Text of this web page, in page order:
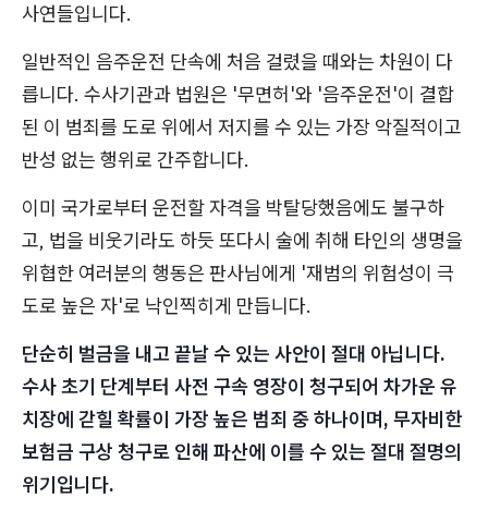
사연들입니다.
일반적인 음주운전 단속에 처음 걸렸을 때와는 차원이 다
릅니다. 수사기관과 법원은 '무면허'와 '음주운전'이 결합
된 이 범죄를 도로 위에서 저지를 수 있는 가장 악질적이고
반성 없는 행위로 간주합니다.
이미 국가로부터 운전할 자격을 박탈당했음에도 불구하
고, 법을 비웃기라도 하듯 또다시 술에 취해 타인의 생명을
위협한 여러분의 행동은 판사님에게 '재범의 위험성이 극
도로 높은 자'로 낙인찍히게 만듭니다.
단순히 벌금을 내고 끝날 수 있는 사안이 절대 아닙니다.
수사 초기 단계부터 사전 구속 영장이 청구되어 차가운 유
치장에 갇힐 확률이 가장 높은 범죄 중 하나이며, 무자비한
보험금 구상 청구로 인해 파산에 이를 수 있는 절대 절명의
위기입니다.